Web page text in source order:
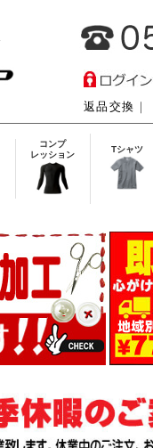
返品交換 ｜
コンプ
レッション
Tシャツ